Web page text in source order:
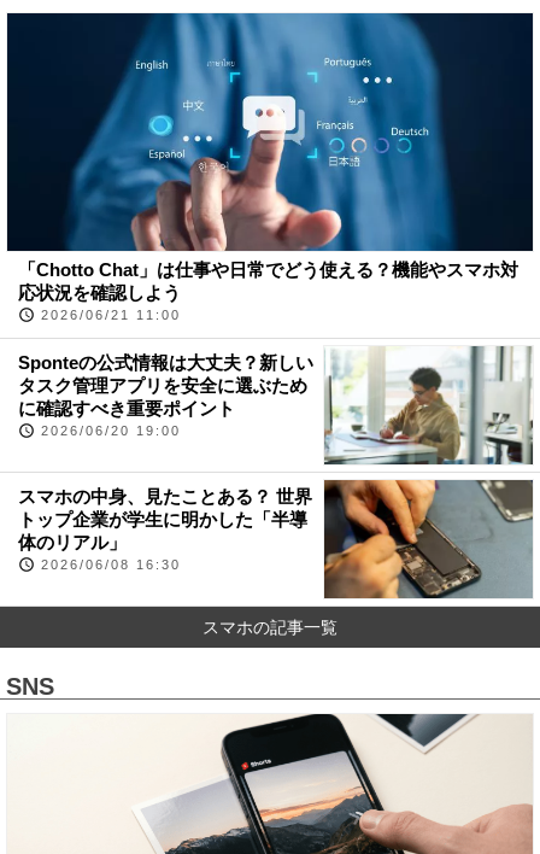
「Chotto Chat」は仕事や日常でどう使える？機能やスマホ対
応状況を確認しよう
2026/06/21 11:00
Sponteの公式情報は大丈夫？新しい
タスク管理アプリを安全に選ぶため
に確認すべき重要ポイント
2026/06/20 19:00
スマホの中身、見たことある？ 世界
トップ企業が学生に明かした「半導
体のリアル」
2026/06/08 16:30
スマホの記事一覧
SNS